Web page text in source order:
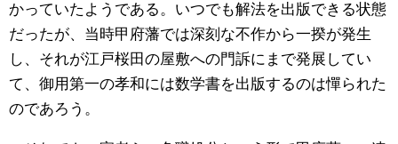
かっていたようである。いつでも解法を出版できる状態
だったが、当時甲府藩では深刻な不作から一揆が発生
し、それが江戸桜田の屋敷への門訴にまで発展してい
て、御用第一の孝和には数学書を出版するのは憚られた
のであろう。